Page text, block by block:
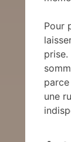
Pour
une